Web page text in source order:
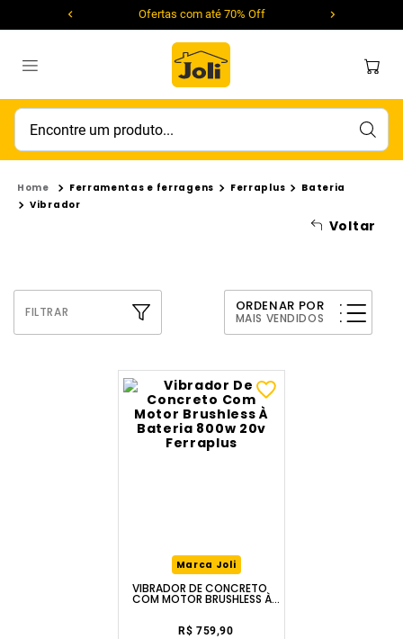
Ofertas com até 70% Off
Encontre um produto...
Voltar
Ferramentas e ferragens Ferraplus
Bateria
Vibrador
FILTRAR ORDENAR POR
MAIS VENDIDOS
Marca Joli
VIBRADOR DE CONCRETO
COM MOTOR BRUSHLESS À
R$ 759,90